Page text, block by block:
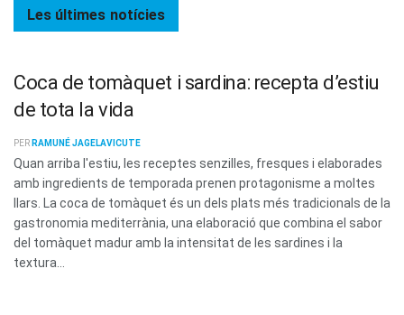
Les últimes notícies
Coca de tomàquet i sardina: recepta d’estiu
de tota la vida
PER RAMUNÉ JAGELAVICUTE
Quan arriba l'estiu, les receptes senzilles, fresques i elaborades
amb ingredients de temporada prenen protagonisme a moltes
llars. La coca de tomàquet és un dels plats més tradicionals de la
gastronomia mediterrània, una elaboració que combina el sabor
del tomàquet madur amb la intensitat de les sardines i la
textura...